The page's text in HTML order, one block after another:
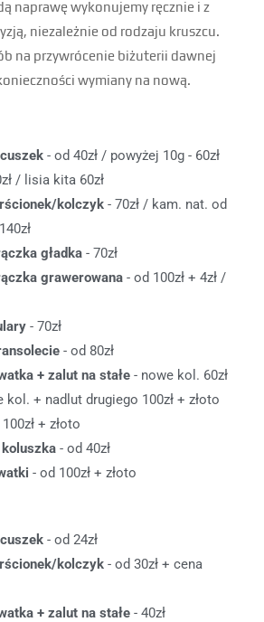
naprawę wykonujemy ręcznie i z
niezależnie od rodzaju kruszcu.
na przywrócenie biżuterii dawnej
wymiany na nową.
- od 40zł / powyżej 10g - 60zł
/ lisia kita 60zł
kolczyk - 70zł / kam. nat. od
gładka - 70zł
grawerowana - od 100zł + 4zł /
- 70zł
- od 80zł
+ zalut na stałe - nowe kol. 60zł
kol. + nadlut drugiego 100zł + złoto
+ złoto
- od 40zł
- od 100zł + złoto
- od 24zł
kolczyk - od 30zł + cena
+ zalut na stałe - 40zł